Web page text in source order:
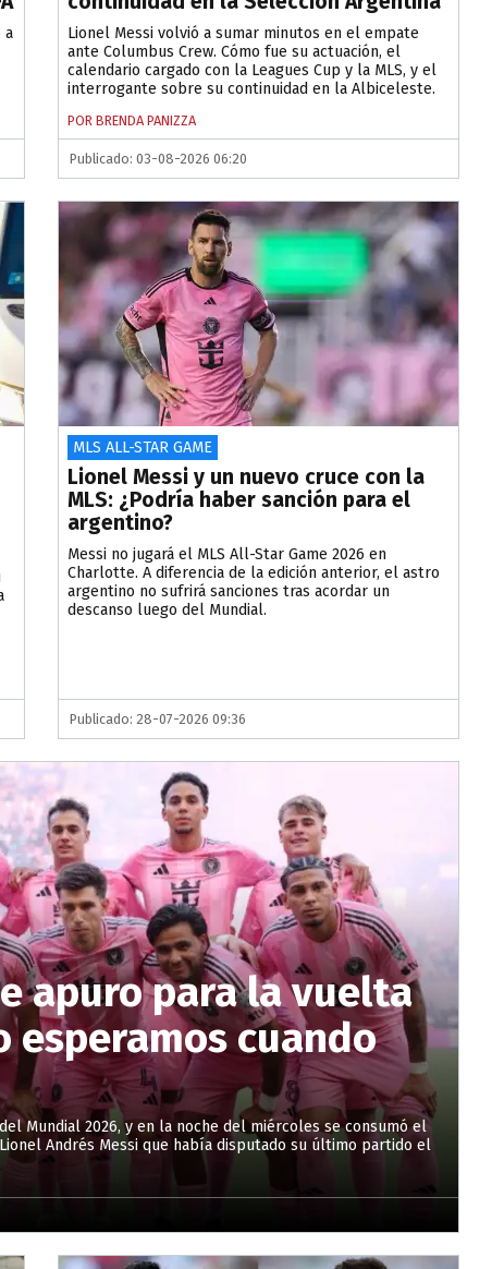
a
Lionel Messi volvió a sumar minutos en el empate
ante Columbus Crew. Cómo fue su actuación, el
calendario cargado con la Leagues Cup y la MLS, y el
interrogante sobre su continuidad en la Albiceleste.
POR BRENDA PANIZZA
Publicado: 03-08-2026 06:20
MLS ALL-STAR GAME
Lionel Messi y un nuevo cruce con la
MLS: ¿Podría haber sanción para el
argentino?
Messi no jugará el MLS All-Star Game 2026 en
Charlotte. A diferencia de la edición anterior, el astro
argentino no sufrirá sanciones tras acordar un
descanso luego del Mundial.
Publicado: 28-07-2026 09:36
apuro para la vuelta
esperamos cuando
Mundial 2026, y en la noche del miércoles se consumó el
Andrés Messi que había disputado su último partido el